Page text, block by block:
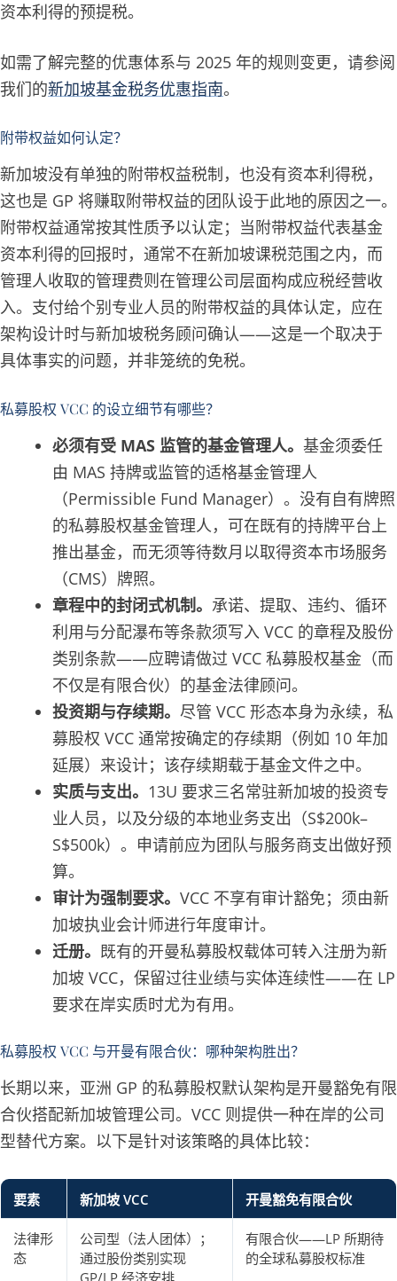
资本利得的预提税。
如需了解完整的优惠体系与 2025 年的规则变更，请参阅
我们的新加坡基金税务优惠指南。
附带权益如何认定？
新加坡没有单独的附带权益税制，也没有资本利得税，
这也是 GP 将赚取附带权益的团队设于此地的原因之一。
附带权益通常按其性质予以认定；当附带权益代表基金
资本利得的回报时，通常不在新加坡课税范围之内，而
管理人收取的管理费则在管理公司层面构成应税经营收
入。支付给个别专业人员的附带权益的具体认定，应在
架构设计时与新加坡税务顾问确认——这是一个取决于
具体事实的问题，并非笼统的免税。
私募股权 VCC 的设立细节有哪些？
必须有受 MAS 监管的基金管理人。基金须委任
由 MAS 持牌或监管的适格基金管理人
（Permissible Fund Manager）。没有自有牌照
的私募股权基金管理人，可在既有的持牌平台上
推出基金，而无须等待数月以取得资本市场服务
（CMS）牌照。
章程中的封闭式机制。 承诺、提取、违约、循环
利用与分配瀑布等条款须写入 VCC 的章程及股份
类别条款——应聘请做过 VCC 私募股权基金（而
不仅是有限合伙）的基金法律顾问。
投资期与存续期。尽管 VCC 形态本身为永续，私
募股权 VCC 通常按确定的存续期（例如 10 年加
延展）来设计；该存续期载于基金文件之中。
实质与支出。 13U 要求三名常驻新加坡的投资专
业人员，以及分级的本地业务支出（S$200k–
S$500k）。申请前应为团队与服务商支出做好预
算。
审计为强制要求。VCC 不享有审计豁免；须由新
加坡执业会计师进行年度审计。
迁册。 既有的开曼私募股权载体可转入注册为新
加坡 VCC，保留过往业绩与实体连续性——在 LP
要求在岸实质时尤为有用。
私募股权 VCC 与开曼有限合伙：哪种架构胜出？
长期以来，亚洲 GP 的私募股权默认架构是开曼豁免有限
合伙搭配新加坡管理公司。VCC 则提供一种在岸的公司
型替代方案。以下是针对该策略的具体比较：
要素 新加坡 VCC 开曼豁免有限合伙
法律形
态
公司型（法人团体）；
通过股份类别实现
有限合伙——LP 所期待
的全球私募股权标准